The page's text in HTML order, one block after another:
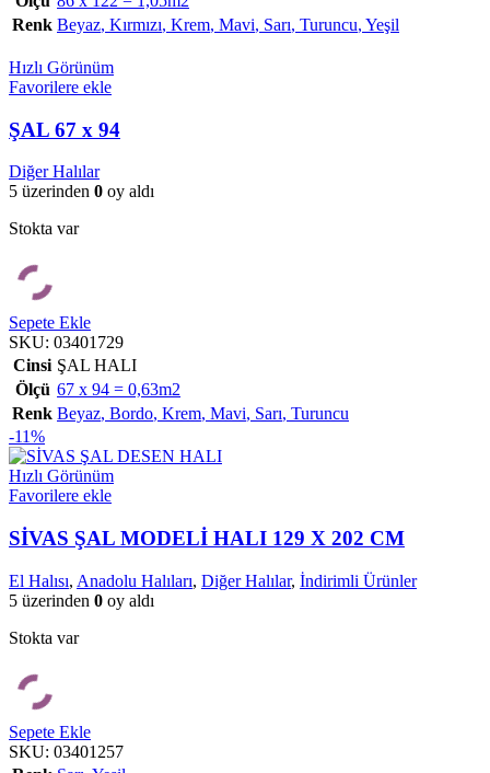
Renk Beyaz, Kırmızı, Krem, Mavi, Sarı, Turuncu, Yeşil
Hızlı Görünüm
Favorilere ekle
ŞAL 67 x 94
Diğer Halılar
5 üzerinden 0 oy aldı
Stokta var
Sepete Ekle
SKU: 03401729
Cinsi ŞAL HALI
Ölçü 67 x 94 = 0,63m2
Renk Beyaz, Bordo, Krem, Mavi, Sarı, Turuncu
-11%
Hızlı Görünüm
Favorilere ekle
SİVAS ŞAL MODELİ HALI 129 X 202 CM
El Halısı, Anadolu Halıları, Diğer Halılar, İndirimli Ürünler
5 üzerinden 0 oy aldı
Stokta var
Sepete Ekle
SKU: 03401257